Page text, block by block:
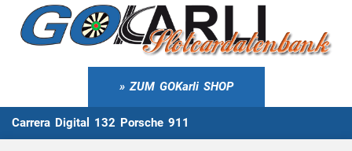
ZUM GOKarli SHOP
Carrera Digital 132 Porsche 911